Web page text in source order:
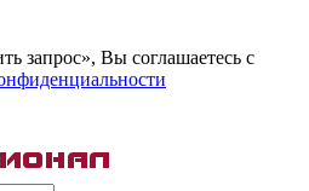
запрос», Вы соглашаетесь c